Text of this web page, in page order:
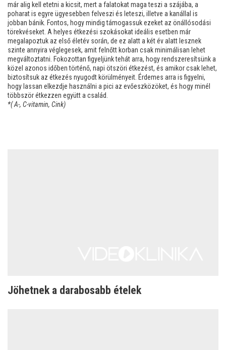
már alig kell etetni a kicsit, mert a falatokat maga teszi a szájába, a
poharat is egyre ügyesebben felveszi és leteszi, illetve a kanállal is
jobban bánik. Fontos, hogy mindig támogassuk ezeket az önállósodási
törekvéseket. A helyes étkezési szokásokat ideális esetben már
megalapoztuk az első életév során, de ez alatt a két év alatt lesznek
szinte annyira véglegesek, amit felnőtt korban csak minimálisan lehet
megváltoztatni. Fokozottan figyeljünk tehát arra, hogy rendszeresítsünk a
közel azonos időben történő, napi ötszöri étkezést, és amikor csak lehet,
biztosítsuk az étkezés nyugodt körülményeit. Érdemes arra is figyelni,
hogy lassan elkezdje használni a pici az evőeszközöket, és hogy minél
többször étkezzen együtt a család.
*( A-, C-vitamin, Cink)
Jöhetnek a darabosabb ételek